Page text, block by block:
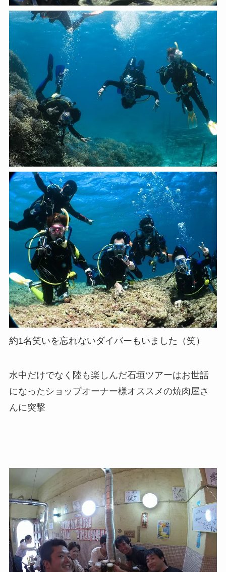
約1名笑いを忘れないダイバーもいました（笑）
水中だけでなく陸も楽しんだ石垣ツアーはお世話
になったショップオーナー様オススメの焼肉屋さ
んに突撃